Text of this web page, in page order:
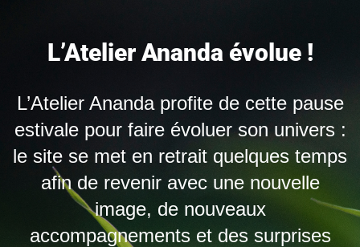
L’Atelier Ananda évolue !
L’Atelier Ananda profite de cette pause
estivale pour faire évoluer son univers :
le site se met en retrait quelques temps
afin de revenir avec une nouvelle
image, de nouveaux
accompagnements et des surprises